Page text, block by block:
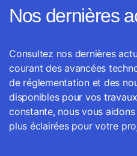
Nos dernières
Consultez nos dernières
courant des avancées
de réglementation et des
disponibles pour vos
constante, nous vous
plus éclairées pour votre